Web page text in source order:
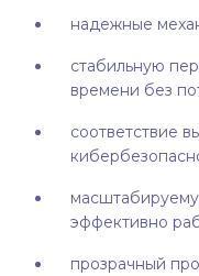
надежные
стабильную
времени без
соответствие
эффективно
прозрачный